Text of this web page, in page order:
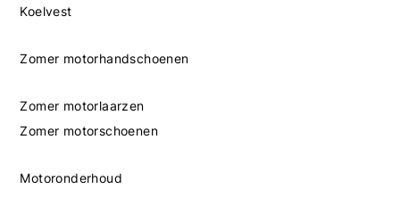
Koelvest
Zomer motorhandschoenen
Zomer motorlaarzen
Zomer motorschoenen
Motoronderhoud